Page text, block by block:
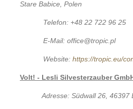
Stare Babice, Polen
Telefon: +48 22 722 96 25
E-Mail: office@tropic.pl
Website:https://tropic.eu/
Volt! - Lesli Silvesterzauber
Adresse: Südwall 26, 46397